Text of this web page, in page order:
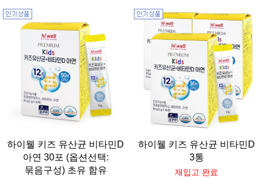
하이웰 키즈 유산균 비타민D
아연 30포 (옵션선택:
묶음구성) 초유 함유
하이웰 키즈 유산균 비타민D
3통
재입고 완료